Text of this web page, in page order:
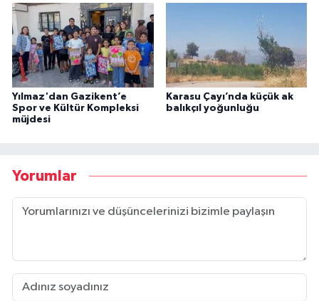
Yılmaz'dan Gazikent’e
Spor ve Kültür Kompleksi
müjdesi
Karasu Çayı’nda küçük ak
balıkçıl yoğunluğu
Yorumlar